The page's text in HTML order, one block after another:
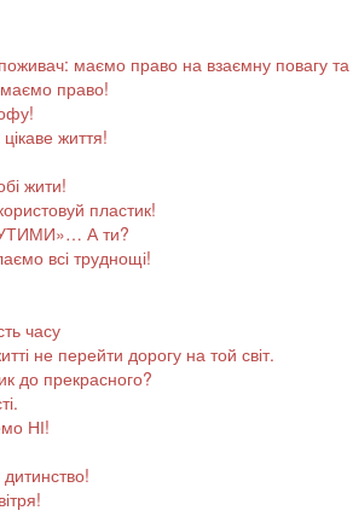
маємо право на взаємну повагу та
право!
життя!
жити!
пластик!
А ти?
всі труднощі!
часу
не перейти дорогу на той світ.
до прекрасного?
НІ!